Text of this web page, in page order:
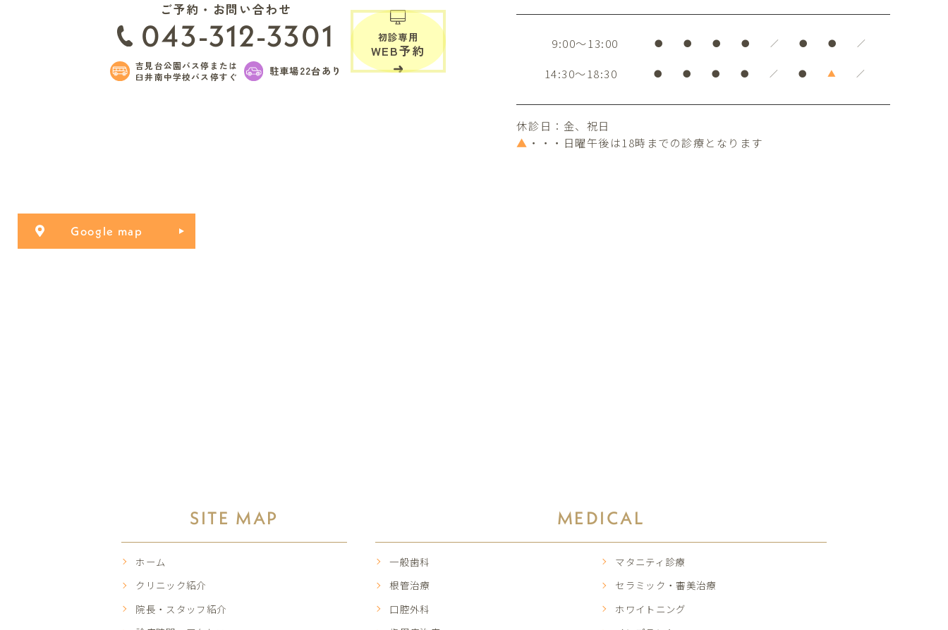
ご予約・お問い合わせ
043-312-3301
吉見台公園バス停または
臼井南中学校バス停すぐ
駐車場22台あり
初診専用
WEB予約 9:00～13:00 ● ● ● ● ／ ● ● ／
14:30～18:30 ● ● ● ● ／ ● ▲ ／
休診日：金、祝日
▲ ・・・日曜午後は18時までの診療となります
Google map
SITE MAP
ホーム
クリニック紹介
院長・スタッフ紹介
MEDICAL
一般歯科
根管治療
口腔外科
マタニティ診療
セラミック・審美治療
ホワイトニング